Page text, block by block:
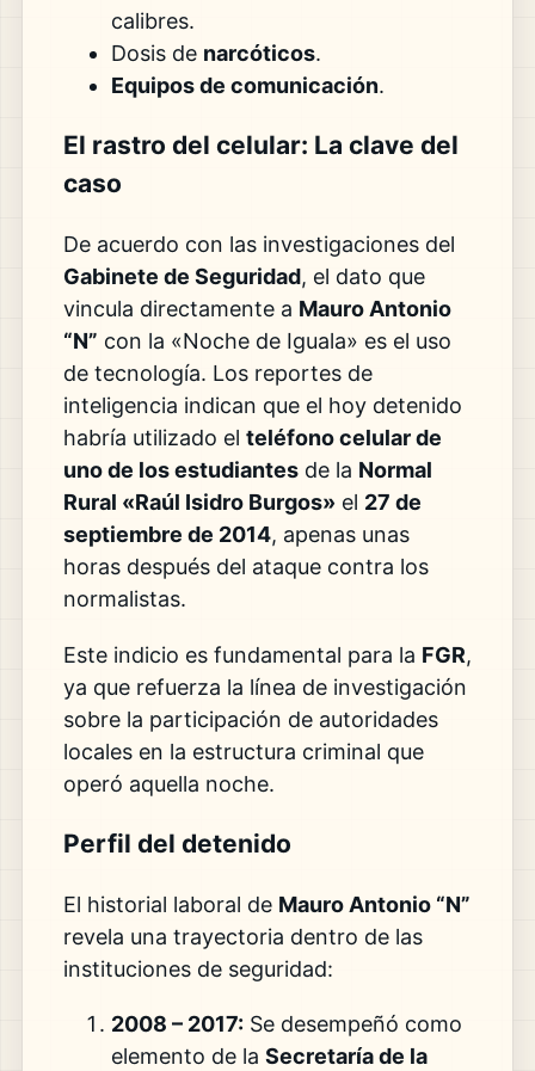
calibres.
Dosis de narcóticos.
Equipos de comunicación.
El rastro del celular: La clave del
caso
De acuerdo con las investigaciones del
Gabinete de Seguridad, el dato que
vincula directamente a Mauro Antonio
“N” con la «Noche de Iguala» es el uso
de tecnología. Los reportes de
inteligencia indican que el hoy detenido
habría utilizado el teléfono celular de
uno de los estudiantesde la Normal
Rural «Raúl Isidro Burgos»el 27 de
septiembre de 2014, apenas unas
horas después del ataque contra los
normalistas.
Este indicio es fundamental para la FGR,
ya que refuerza la línea de investigación
sobre la participación de autoridades
locales en la estructura criminal que
operó aquella noche.
Perfil del detenido
El historial laboral de Mauro Antonio “N”
revela una trayectoria dentro de las
instituciones de seguridad:
2008 – 2017:Se desempeñó como
elemento de la Secretaría de la